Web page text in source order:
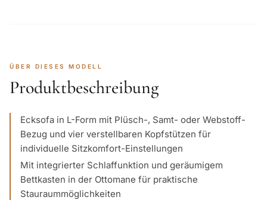
ÜBER DIESES MODELL
Produktbeschreibung
Ecksofa in L-Form mit Plüsch-, Samt- oder Webstoff-
Bezug und vier verstellbaren Kopfstützen für
individuelle Sitzkomfort-Einstellungen
Mit integrierter Schlaffunktion und geräumigem
Bettkasten in der Ottomane für praktische
Stauraummöglichkeiten